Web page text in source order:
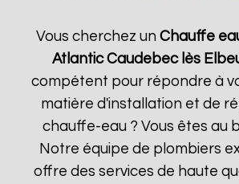
Vous cherchez un Chauffe
Atlantic Caudebec lès
compétent pour répondre à
matière d'installation et de
chauffe-eau ? Vous êtes au
Notre équipe de plombiers
offre des services de haute